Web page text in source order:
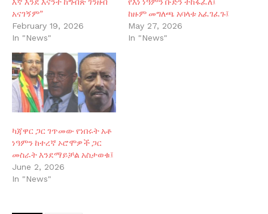
አናገኝም”
February 19, 2026
In "News"
ከዙም መግለጫ አባላቱ አፈገፈጉ፤
May 27, 2026
In "News"
ካጃዋር ጋር ገጥመው የነበሩት አቶ
ነዓምን ከተረኛ ኦሮሞዎች ጋር
መስራት እንደማይቻል አስታወቁ፤
June 2, 2026
In "News"